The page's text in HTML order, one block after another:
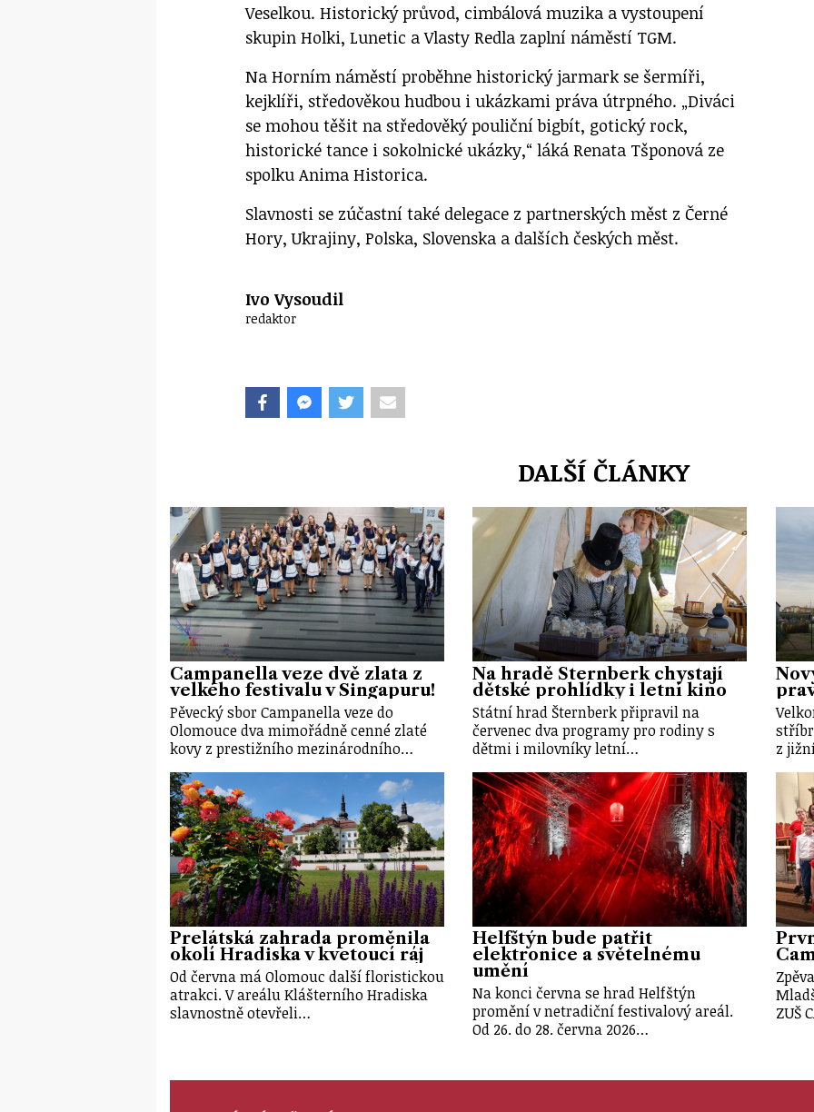
Veselkou. Historický průvod, cimbálová muzika a vystoupení
skupin Holki, Lunetic a Vlasty Redla zaplní náměstí TGM.
Na Horním náměstí proběhne historický jarmark se šermíři,
kejklíři, středověkou hudbou i ukázkami práva útrpného. „Diváci
se mohou těšit na středověký pouliční bigbít, gotický rock,
historické tance i sokolnické ukázky,“ láká Renata Tšponová ze
spolku Anima Historica.
Slavnosti se zúčastní také delegace z partnerských měst z Černé
Hory, Ukrajiny, Polska, Slovenska a dalších českých měst.
Ivo Vysoudil
redaktor
DALŠÍ ČLÁNKY
Campanella veze dvě zlata z
velkého festivalu v Singapuru!
Pěvecký sbor Campanella veze do
Olomouce dva mimořádně cenné zlaté
kovy z prestižního mezinárodního…
Na hradě Šternberk chystají
dětské prohlídky i letní kino
Státní hrad Šternberk připravil na
červenec dva programy pro rodiny s
dětmi i milovníky letní…
z
Prelátská zahrada proměnila
okolí Hradiska v kvetoucí ráj
Od června má Olomouc další floristickou
atrakci. V areálu Klášterního Hradiska
slavnostně otevřeli…
Helfštýn bude patřit
elektronice a světelnému
umění
Na konci června se hrad Helfštýn
promění v netradiční festivalový areál.
Od 26. do 28. června 2026…
ZUŠ